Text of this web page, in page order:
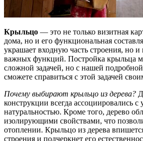
Крыльцо — это не только визитная
дома, но и его функциональная
украшает входную часть строения, но и
важных функций. Постройка крыльца
сложной задачей, но с нашей
сможете справиться с этой задачей
Почему выбирают крыльцо из дерева?
конструкции всегда ассоциировались
натуральностью. Кроме того, дерево
изолирующими свойствами, что
отоплении. Крыльцо из дерева
строения и подчеркнет его